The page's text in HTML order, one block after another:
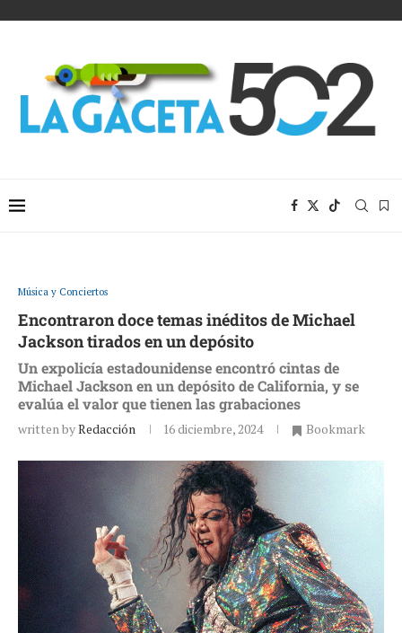
Música y Conciertos
Encontraron doce temas inéditos de Michael
Jackson tirados en un depósito
Un expolicía estadounidense encontró cintas de
Michael Jackson en un depósito de California, y se
evalúa el valor que tienen las grabaciones
written byRedacción 16 diciembre, 2024 Bookmark